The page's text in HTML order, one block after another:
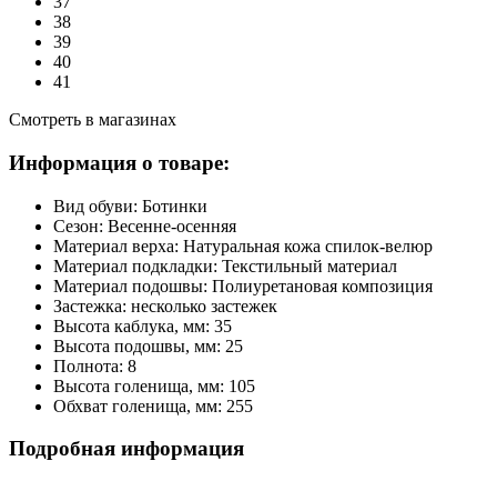
38
39
40
41
Смотреть в магазинах
Информация о товаре:
Вид обуви: Ботинки
Сезон: Весенне-осенняя
Материал верха: Натуральная кожа спилок-велюр
Материал подкладки: Текстильный материал
Материал подошвы: Полиуретановая композиция
Застежка: несколько застежек
Высота каблука, мм: 35
Высота подошвы, мм: 25
Полнота: 8
Высота голенища, мм: 105
Обхват голенища, мм: 255
Подробная информация